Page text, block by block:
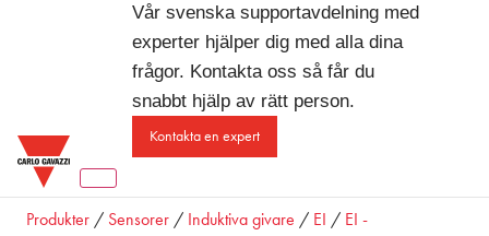
Vår svenska supportavdelning med
experter hjälper dig med alla dina
frågor. Kontakta oss så får du
snabbt hjälp av rätt person.
Kontakta en expert
Produkter / Sensorer / Induktiva givare / EI / EI -